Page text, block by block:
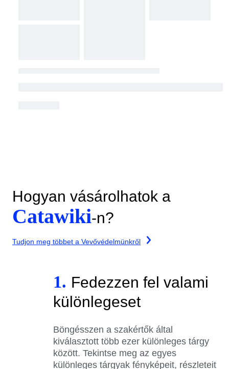
Hogyan vásárolhatok a
Catawiki-n?
Tudjon meg többet a Vevővédelmünkről
1. Fedezzen fel valami
különlegeset
Böngésszen a szakértők által
kiválasztott több ezer különleges tárgy
között. Tekintse meg az egyes
különleges tárgyak fényképeit, részleteit